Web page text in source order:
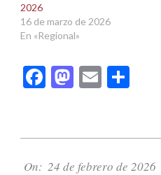
2026
16 de marzo de 2026
En «Regional»
Facebook
Mastodon
Email
02-
On: 24 de febrero de 2026